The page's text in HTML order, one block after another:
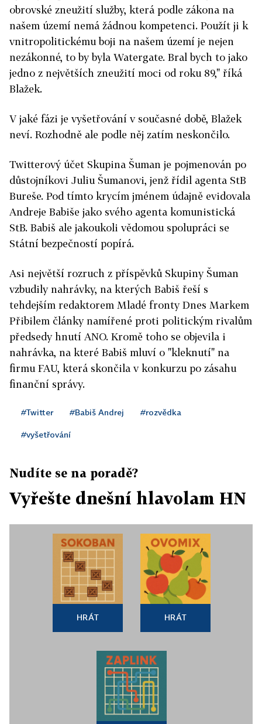
obrovské zneužití služby, která podle zákona na
našem území nemá žádnou kompetenci. Použít ji k
vnitropolitickému boji na našem území je nejen
nezákonné, to by byla Watergate. Bral bych to jako
jedno z největších zneužití moci od roku 89," říká
Blažek.
V jaké fázi je vyšetřování v současné době, Blažek
neví. Rozhodně ale podle něj zatím neskončilo.
Twitterový účet Skupina Šuman je pojmenován po
důstojníkovi Juliu Šumanovi, jenž řídil agenta StB
Bureše. Pod tímto krycím jménem údajně evidovala
Andreje Babiše jako svého agenta komunistická
StB. Babiš ale jakoukoli vědomou spolupráci se
Státní bezpečností popírá.
Asi největší rozruch z příspěvků Skupiny Šuman
vzbudily nahrávky, na kterých Babiš řeší s
tehdejším redaktorem Mladé fronty Dnes Markem
Přibilem články namířené proti politickým rivalům
předsedy hnutí ANO. Kromě toho se objevila i
nahrávka, na které Babiš mluví o "kleknutí" na
firmu FAU, která skončila v konkurzu po zásahu
finanční správy.
#Twitter #Babiš Andrej #rozvědka
#vyšetřování
Nudíte se na poradě?
Vyřešte dnešní hlavolam HN
HRÁT HRÁT